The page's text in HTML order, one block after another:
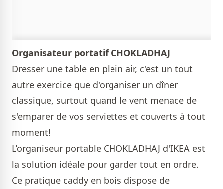
Organisateur portatif CHOKLADHAJ
Dresser une table en plein air, c'est un tout
autre exercice que d'organiser un dîner
classique, surtout quand le vent menace de
s'emparer de vos serviettes et couverts à tout
moment!
L’organiseur portable CHOKLADHAJ d'IKEA est
la solution idéale pour garder tout en ordre.
Ce pratique caddy en bois dispose de